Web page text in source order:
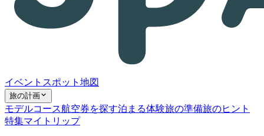
イベント スポット 地図
旅の計画
モデルコース航空券を探す泊まる体験旅の準備旅のヒント
特集マイトリップ